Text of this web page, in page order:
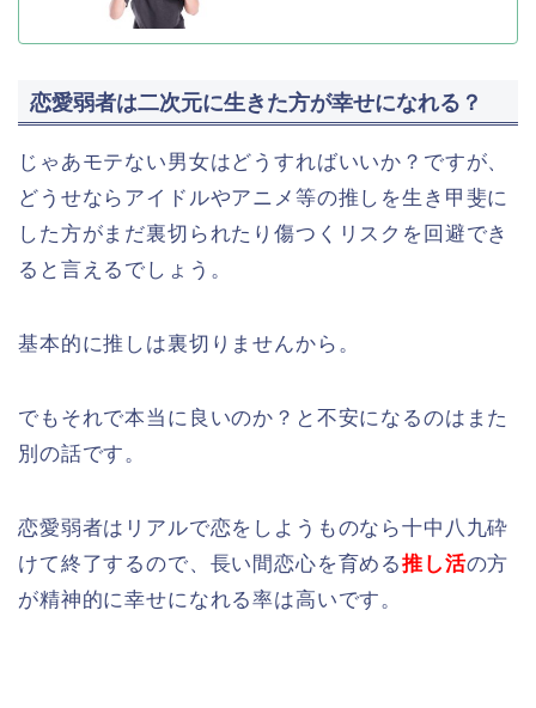
恋愛弱者は二次元に生きた方が幸せになれる？
じゃあモテない男女はどうすればいいか？ですが、
どうせならアイドルやアニメ等の推しを生き甲斐に
した方がまだ裏切られたり傷つくリスクを回避でき
ると言えるでしょう。
基本的に推しは裏切りませんから。
でもそれで本当に良いのか？と不安になるのはまた
別の話です。
恋愛弱者はリアルで恋をしようものなら十中八九砕
けて終了するので、長い間恋心を育める推し活の方
が精神的に幸せになれる率は高いです。